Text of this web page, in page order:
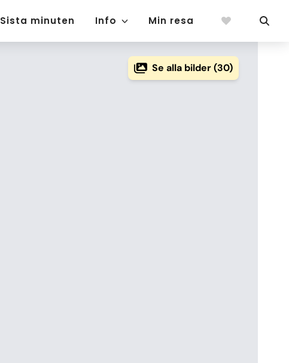
Sista minuten Info Min resa
Se alla bilder (30)